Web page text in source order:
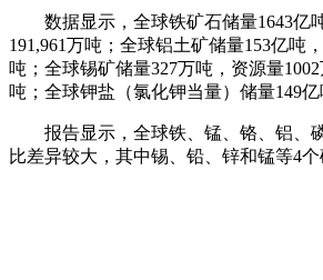
数据显示，全球铁矿石储量1643亿
191,961万吨；全球铝土矿储量153亿吨
吨；全球锡矿储量327万吨，资源量
吨；全球钾盐（氯化钾当量）储量149亿
报告显示，全球铁、锰、铬、铝、
比差异较大，其中锡、铅、锌和锰等4